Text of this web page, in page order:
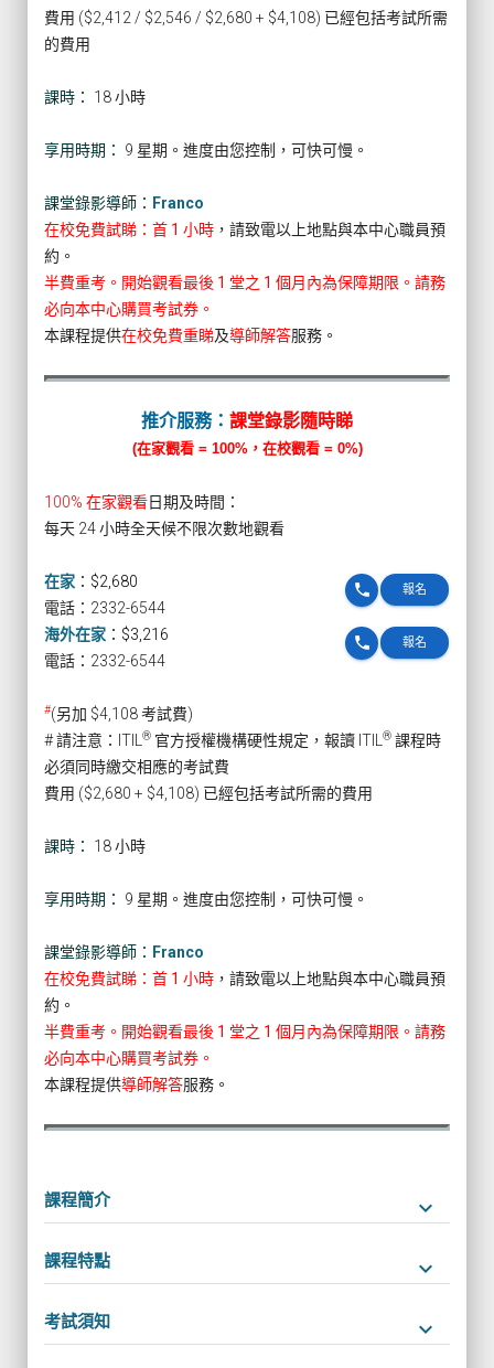
費用 ($2,412 / $2,546 / $2,680 + $4,108) 已經包括考試所需
的費用
課時： 18 小時
享用時期： 9 星期。進度由您控制，可快可慢。
課堂錄影導師： Franco
在校免費試睇：首 1 小時 ，請致電以上地點與本中心職員預
約。
半費重考。開始觀看最後 1 堂之 1 個月內為保障期限。請務
必向本中心購買考試券。
本課程提供在校免費重睇及導師解答服務。
推介服務： 課堂錄影隨時睇
(在家觀看 = 100%，在校觀看 = 0%)
100% 在家觀看日期及時間：
每天 24 小時全天候不限次數地觀看
在家 ： $2,680 報名
phone
電話：2332-6544
海外在家 ： $3,216 報名
phone
電話：2332-6544
#(另加 $4,108 考試費)
# 請注意：ITIL
® 官方授權機構硬性規定，報讀 ITIL ® 課程時
必須同時繳交相應的考試費
費用 ($2,680 + $4,108) 已經包括考試所需的費用
課時： 18 小時
享用時期： 9 星期。進度由您控制，可快可慢。
課堂錄影導師： Franco
在校免費試睇：首 1 小時 ，請致電以上地點與本中心職員預
約。
半費重考。開始觀看最後 1 堂之 1 個月內為保障期限。請務
必向本中心購買考試券。
本課程提供導師解答服務。
課程簡介 keyboard_arrow_down
課程特點 keyboard_arrow_down
考試須知 keyboard_arrow_down